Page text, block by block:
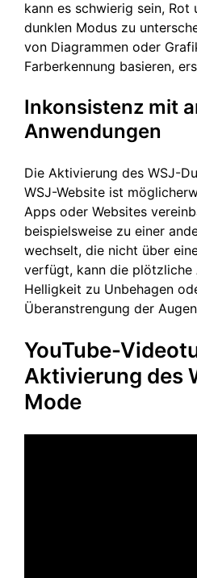
kann es schwierig sein, Rot
dunklen Modus zu
von Diagrammen oder
Farberkennung basieren,
Inkonsistenz mit
Anwendungen
Die Aktivierung des WSJ-
WSJ-Website ist
Apps oder Websites
beispielsweise zu einer
wechselt, die nicht über
verfügt, kann die plötzliche
Helligkeit zu Unbehagen
Überanstrengung der
YouTube-
Aktivierung des
Mode